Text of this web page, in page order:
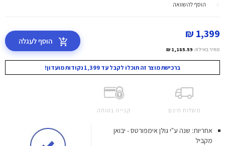
הוסף להשוואה
1,399 ₪
מחיר באילת: 1,185.59 ₪
הוסף לעגלה
ברכישת מוצר זה תוכלו לקבל עד 1,399 נקודות מועדון!
משלוח חינם קנייה בטוחה
אחריות: שנה ע"י גולן אימפורטס - יבואן
מקביל